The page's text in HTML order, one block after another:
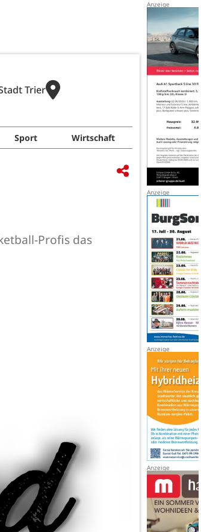
Trier
Sport Wirtschaft
Profis das